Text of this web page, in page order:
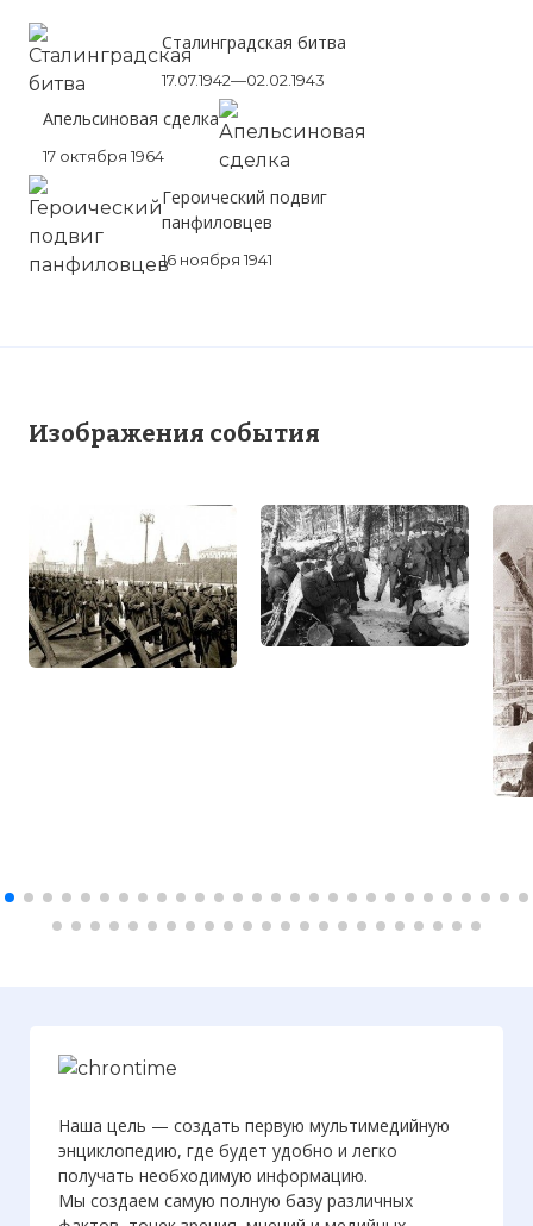
Сталинградская битва
17.07.1942—02.02.1943
Апельсиновая сделка
17 октября 1964
Героический подвиг
панфиловцев
16 ноября 1941
Изображения события
Наша цель — создать первую мультимедийную
энциклопедию, где будет удобно и легко
получать необходимую информацию.
Мы создаем самую полную базу различных